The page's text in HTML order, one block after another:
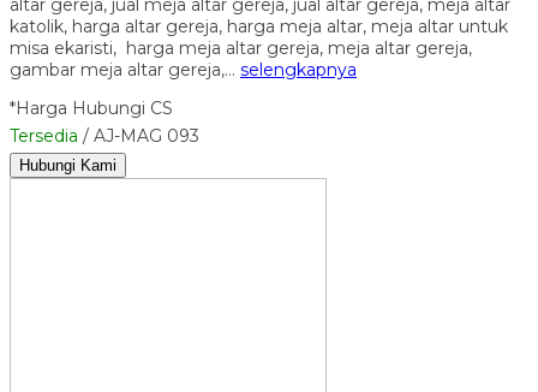
katolik, harga altar gereja, harga meja altar, meja altar untuk
misa ekaristi, harga meja altar gereja, meja altar gereja,
gambar meja altar gereja,… selengkapnya
*Harga Hubungi CS
Tersedia / AJ-MAG 093
Hubungi Kami